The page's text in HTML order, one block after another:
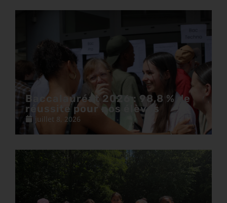
Baccalauréat 2026 : 98,8 % de
réussite pour nos élèves
juillet 8, 2026